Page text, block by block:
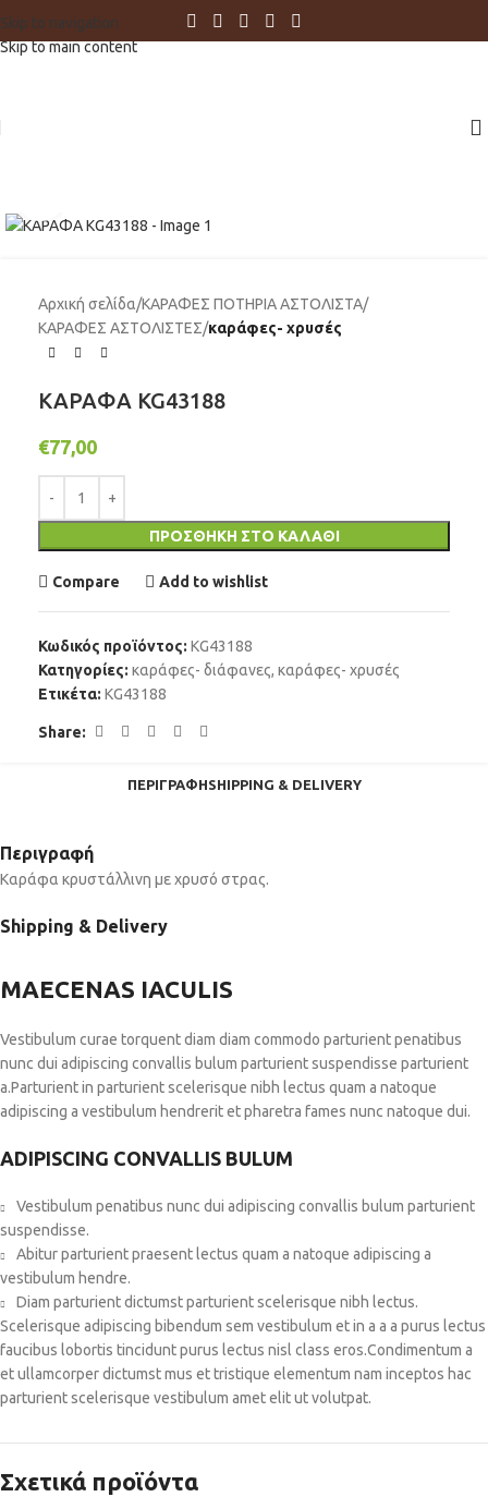
Skip to navigation
Skip to main content
Αρχική σελίδα ΚΑΡΑΦΕΣ ΠΟΤΗΡΙΑ ΑΣΤΟΛΙΣΤΑ
ΚΑΡΑΦΕΣ ΑΣΤΟΛΙΣΤΕΣ καράφες- χρυσές
ΚΑΡΑΦΑ KG43188
€77,00
ΠΡΟΣΘΉΚΗ ΣΤΟ ΚΑΛΆΘΙ
Compare Add to wishlist
Κωδικός προϊόντος: KG43188
Κατηγορίες: καράφες- διάφανες, καράφες- χρυσές
Ετικέτα: KG43188
Share:
ΠΕΡΙΓΡΑΦΉSHIPPING & DELIVERY
Περιγραφή
Καράφα κρυστάλλινη με χρυσό στρας.
Shipping & Delivery
MAECENAS IACULIS
Vestibulum curae torquent diam diam commodo parturient penatibus
nunc dui adipiscing convallis bulum parturient suspendisse parturient
a.Parturient in parturient scelerisque nibh lectus quam a natoque
adipiscing a vestibulum hendrerit et pharetra fames nunc natoque dui.
ADIPISCING CONVALLIS BULUM
Vestibulum penatibus nunc dui adipiscing convallis bulum parturient
suspendisse.
Abitur parturient praesent lectus quam a natoque adipiscing a
vestibulum hendre.
Diam parturient dictumst parturient scelerisque nibh lectus.
Scelerisque adipiscing bibendum sem vestibulum et in a a a purus lectus
faucibus lobortis tincidunt purus lectus nisl class eros.Condimentum a
et ullamcorper dictumst mus et tristique elementum nam inceptos hac
parturient scelerisque vestibulum amet elit ut volutpat.
Σχετικά προϊόντα